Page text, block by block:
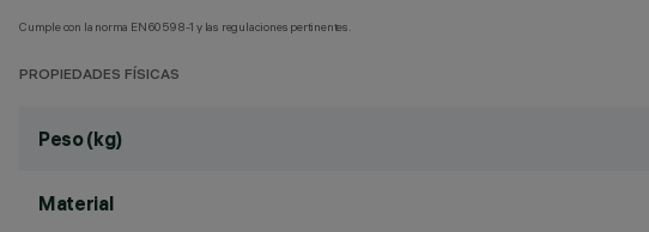
Cumple con la norma EN60598-1 y las regulaciones pertinentes.
PROPIEDADES FÍSICAS
Peso (kg)
Material